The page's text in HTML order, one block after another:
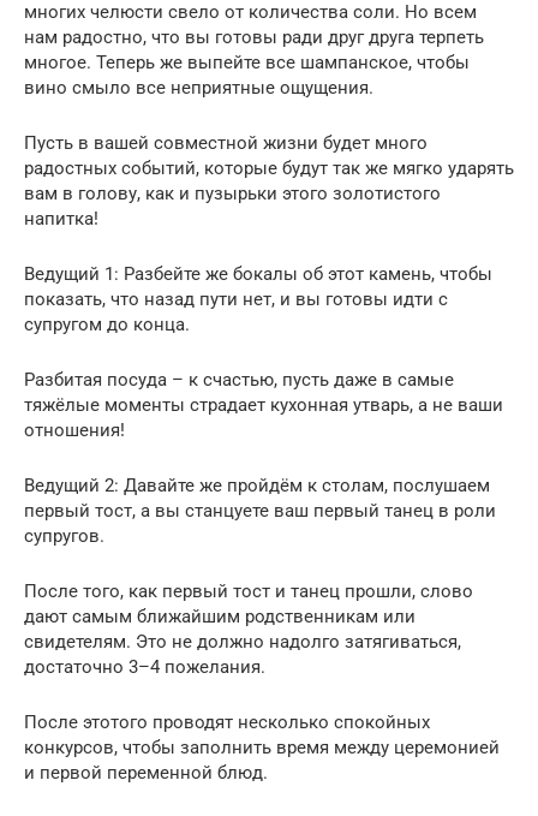
многих челюсти свело от количества соли. Но всем
нам радостно, что вы готовы ради друг друга терпеть
многое. Теперь же выпейте все шампанское, чтобы
вино смыло все неприятные ощущения.
Пусть в вашей совместной жизни будет много
радостных событий, которые будут так же мягко ударять
вам в голову, как и пузырьки этого золотистого
напитка!
Ведущий 1: Разбейте же бокалы об этот камень, чтобы
показать, что назад пути нет, и вы готовы идти с
супругом до конца.
Разбитая посуда – к счастью, пусть даже в самые
тяжёлые моменты страдает кухонная утварь, а не ваши
отношения!
Ведущий 2: Давайте же пройдём к столам, послушаем
первый тост, а вы станцуете ваш первый танец в роли
супругов.
После того, как первый тост и танец прошли, слово
дают самым ближайшим родственникам или
свидетелям. Это не должно надолго затягиваться,
достаточно 3–4 пожелания.
После этотого проводят несколько спокойных
конкурсов, чтобы заполнить время между церемонией
и первой переменной блюд.